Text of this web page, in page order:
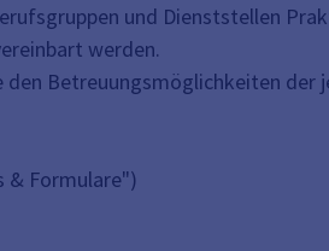
und Dienststellen
werden.
Betreuungsmöglichkeiten der
& Formulare")